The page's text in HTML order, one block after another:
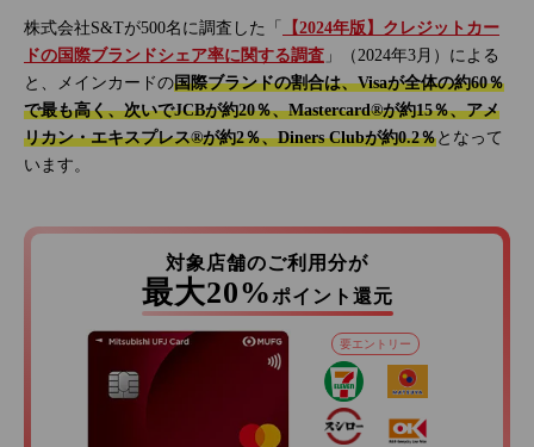
株式会社S&Tが500名に調査した「
【2024年版】クレジットカー
ドの国際ブランドシェア率に関する調査 」（2024年3月）による
と、メインカードの国際ブランドの割合は、Visaが全体の約60％
で最も高く、次いでJCBが約20％、Mastercard®が約15％、アメ
リカン・エキスプレス®が約2％、Diners Clubが約0.2％となって
います。
対象店舗のご利用分が
最大20% ポイント還元
要エントリー